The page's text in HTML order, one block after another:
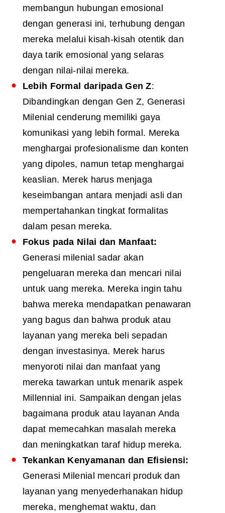
membangun hubungan emosional
dengan generasi ini, terhubung dengan
mereka melalui kisah-kisah otentik dan
daya tarik emosional yang selaras
dengan nilai-nilai mereka.
Lebih Formal daripada Gen Z:
Dibandingkan dengan Gen Z, Generasi
Milenial cenderung memiliki gaya
komunikasi yang lebih formal. Mereka
menghargai profesionalisme dan konten
yang dipoles, namun tetap menghargai
keaslian. Merek harus menjaga
keseimbangan antara menjadi asli dan
mempertahankan tingkat formalitas
dalam pesan mereka.
Fokus pada Nilai dan Manfaat:
Generasi milenial sadar akan
pengeluaran mereka dan mencari nilai
untuk uang mereka. Mereka ingin tahu
bahwa mereka mendapatkan penawaran
yang bagus dan bahwa produk atau
layanan yang mereka beli sepadan
dengan investasinya. Merek harus
menyoroti nilai dan manfaat yang
mereka tawarkan untuk menarik aspek
Millennial ini. Sampaikan dengan jelas
bagaimana produk atau layanan Anda
dapat memecahkan masalah mereka
dan meningkatkan taraf hidup mereka.
Tekankan Kenyamanan dan Efisiensi:
Generasi Milenial mencari produk dan
layanan yang menyederhanakan hidup
mereka, menghemat waktu, dan